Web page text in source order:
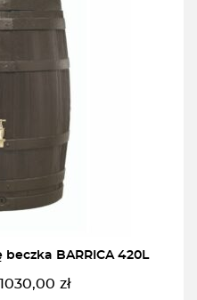
BARRICA 420L
Pierwotna
1030,00 zł
Aktualna